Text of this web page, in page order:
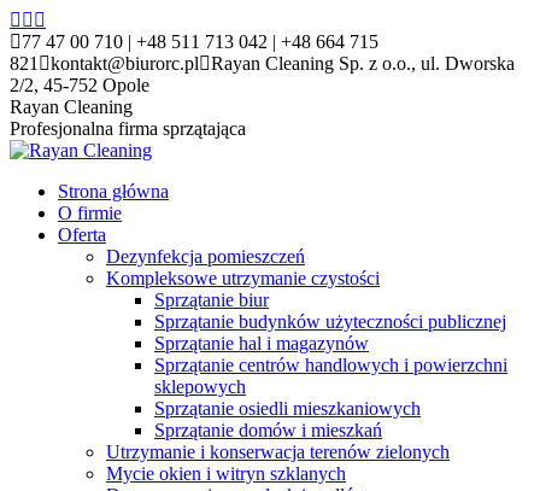
Przewiń
do
zawartości
Facebook
page
opens
in
new
window
X
page
opens
in
new
window
page
opens
in
new
window
77 47 00 710 | +48 511 713 042 | +48 664 715
821
kontakt@biurorc.pl
Rayan Cleaning Sp. z o.o., ul. Dworska
2/2, 45-752 Opole
Rayan Cleaning
Profesjonalna firma sprzątająca
Strona główna
O firmie
Oferta
Dezynfekcja pomieszczeń
Kompleksowe utrzymanie czystości
Sprzątanie biur
Sprzątanie budynków użyteczności publicznej
Sprzątanie hal i magazynów
Sprzątanie centrów handlowych i powierzchni
sklepowych
Sprzątanie osiedli mieszkaniowych
Sprzątanie domów i mieszkań
Utrzymanie i konserwacja terenów zielonych
Mycie okien i witryn szklanych